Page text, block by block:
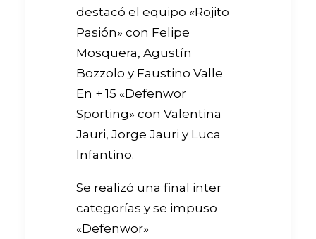
destacó el equipo «Rojito
Pasión» con Felipe
Mosquera, Agustín
Bozzolo y Faustino Valle
En + 15 «Defenwor
Sporting» con Valentina
Jauri, Jorge Jauri y Luca
Infantino.
Se realizó una final inter
categorías y se impuso
«Defenwor»